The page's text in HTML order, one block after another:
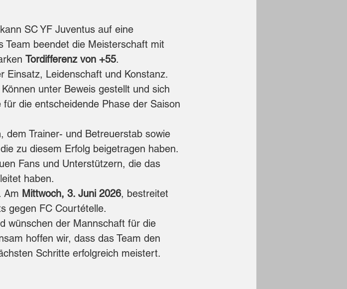
SC YF Juventus auf eine
Team beendet die Meisterschaft mit
Tordifferenz von +55.
Einsatz, Leidenschaft und Konstanz.
unter Beweis gestellt und sich
die entscheidende Phase der Saison
dem Trainer- und Betreuerstab sowie
zu diesem Erfolg beigetragen haben.
Fans und Unterstützern, die das
haben.
Am Mittwoch, 3. Juni 2026, bestreitet
gegen FC Courtételle.
wünschen der Mannschaft für die
hoffen wir, dass das Team den
Schritte erfolgreich meistert.